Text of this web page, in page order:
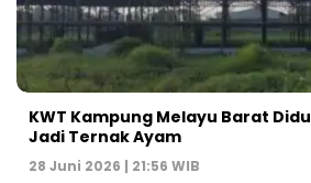
KWT Kampung Melayu Barat
Jadi Ternak Ayam
28 Juni 2026 | 21:56 WIB